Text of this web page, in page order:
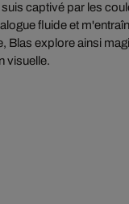
captivé par les
fluide et
Blas explore ainsi
visuelle.